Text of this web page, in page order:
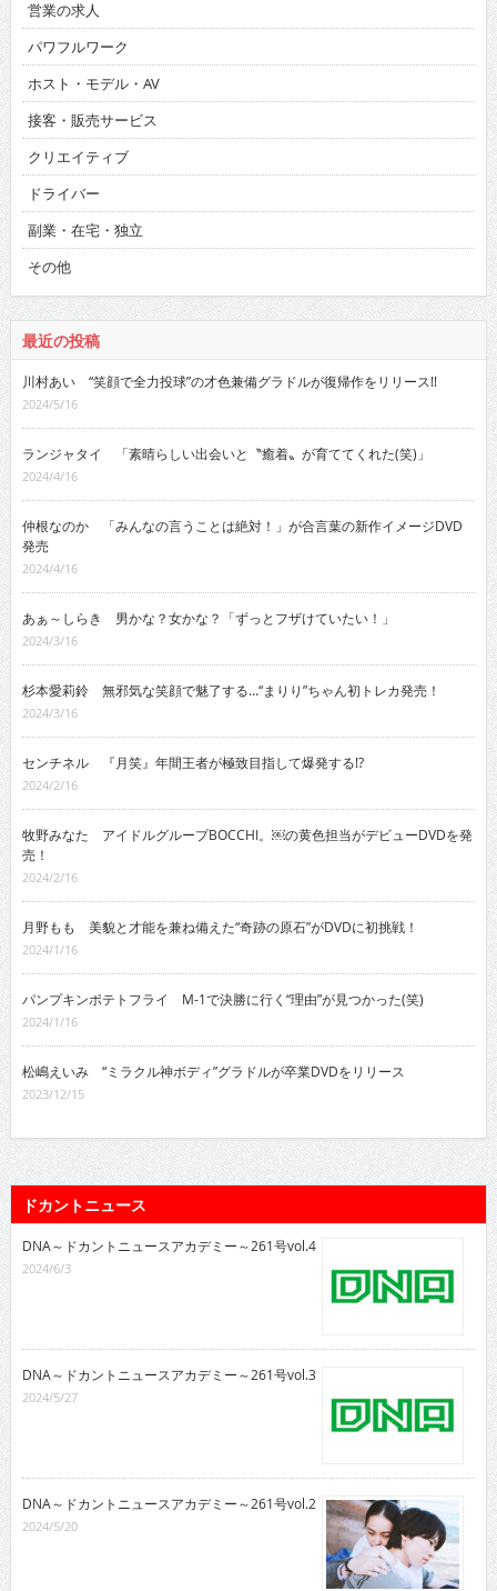
営業の求人
パワフルワーク
ホスト・モデル・AV
接客・販売サービス
クリエイティブ
ドライバー
副業・在宅・独立
その他
最近の投稿
川村あい “笑顔で全力投球”の才色兼備グラドルが復帰作をリリース!!
2024/5/16
ランジャタイ 「素晴らしい出会いと〝癒着〟が育ててくれた(笑)」
2024/4/16
仲根なのか 「みんなの言うことは絶対！」が合言葉の新作イメージDVD
発売
2024/4/16
あぁ～しらき 男かな？女かな？「ずっとフザけていたい！」
2024/3/16
杉本愛莉鈴 無邪気な笑顔で魅了する…“まりり”ちゃん初トレカ発売！
2024/3/16
センチネル 『月笑』年間王者が極致目指して爆発する!?
2024/2/16
牧野みなた アイドルグループBOCCHI。￼の黄色担当がデビューDVDを発
売！
2024/2/16
月野もも 美貌と才能を兼ね備えた“奇跡の原石”がDVDに初挑戦！
2024/1/16
パンプキンポテトフライ M-1で決勝に行く“理由”が見つかった(笑)
2024/1/16
松嶋えいみ “ミラクル神ボディ”グラドルが卒業DVDをリリース
2023/12/15
ドカントニュース
DNA～ドカントニュースアカデミー～261号vol.4
2024/6/3
DNA～ドカントニュースアカデミー～261号vol.3
2024/5/27
DNA～ドカントニュースアカデミー～261号vol.2
2024/5/20